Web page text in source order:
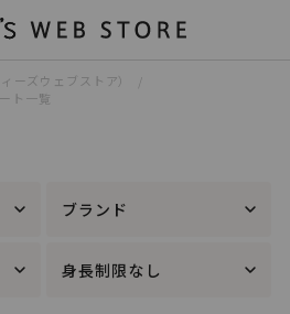
ーズウェブストア）
ト一覧
ブランド
身長制限なし